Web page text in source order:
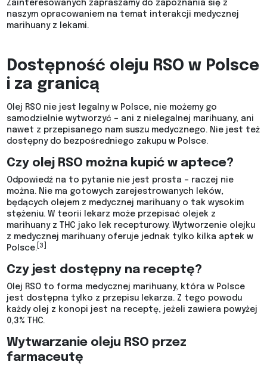
Zainteresowanych zapraszamy do zapoznania się z
naszym opracowaniem na temat interakcji medycznej
marihuany z lekami.
Dostępność oleju RSO w Polsce
i za granicą
Olej RSO nie jest legalny w Polsce, nie możemy go
samodzielnie wytworzyć – ani z nielegalnej marihuany, ani
nawet z przepisanego nam suszu medycznego. Nie jest też
dostępny do bezpośredniego zakupu w Polsce.
Czy olej RSO można kupić w aptece?
Odpowiedź na to pytanie nie jest prosta – raczej nie
można. Nie ma gotowych zarejestrowanych leków,
będących olejem z medycznej marihuany o tak wysokim
stężeniu. W teorii lekarz może przepisać olejek z
marihuany z THC jako lek recepturowy. Wytworzenie olejku
z medycznej marihuany oferuje jednak tylko kilka aptek w
Polsce. [3]
Czy jest dostępny na receptę?
Olej RSO to forma medycznej marihuany, która w Polsce
jest dostępna tylko z przepisu lekarza. Z tego powodu
każdy olej z konopi jest na receptę, jeżeli zawiera powyżej
0,3% THC.
Wytwarzanie oleju RSO przez
farmaceutę